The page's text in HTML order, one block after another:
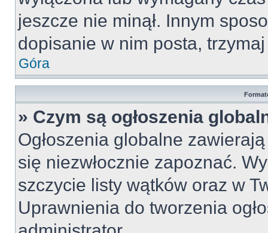
jeszcze nie minął. Innym
dopisanie w nim posta,
Góra
» Czym są ogłoszenia
Ogłoszenia globalne
się niezwłocznie zapoznać.
szczycie listy wątków oraz w
Uprawnienia do tworzenia